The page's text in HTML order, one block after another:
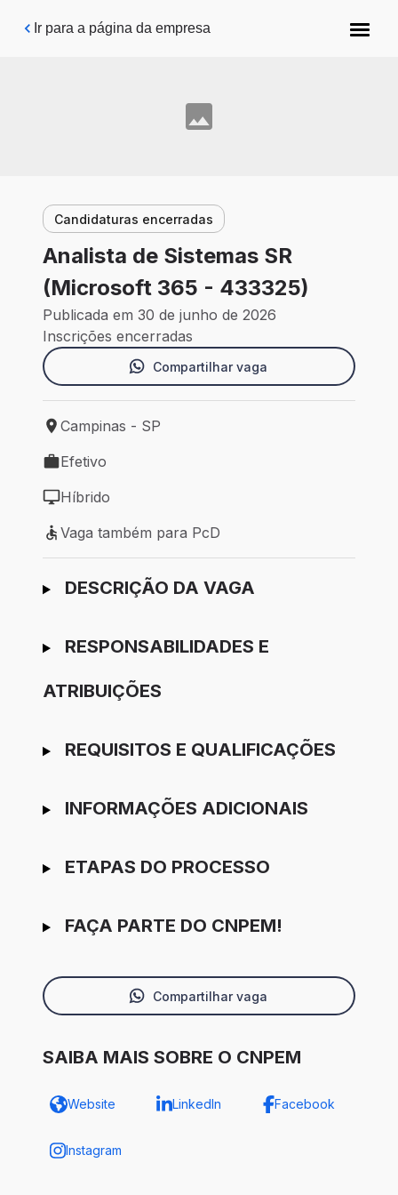
Pular para o conteúdo principal
Ir para a página da empresa
Candidaturas encerradas
Analista de Sistemas SR
(Microsoft 365 - 433325)
Publicada em 30 de junho de 2026
Inscrições encerradas
Compartilhar vaga
Local de trabalho: Campinas - SP
Campinas - SP
Tipo de vaga: Efetivo
Efetivo
Modelo de trabalho: Híbrido
Híbrido
Vaga também para PcD
Vaga também para PcD
Ir para candidatura
DESCRIÇÃO DA VAGA
RESPONSABILIDADES E
ATRIBUIÇÕES
REQUISITOS E QUALIFICAÇÕES
INFORMAÇÕES ADICIONAIS
ETAPAS DO PROCESSO
FAÇA PARTE DO CNPEM!
Compartilhar vaga
SAIBA MAIS SOBRE O CNPEM
Website LinkedIn Facebook
Instagram